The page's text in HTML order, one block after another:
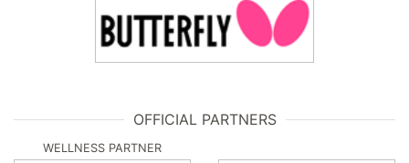
OFFICIAL PARTNERS
WELLNESS PARTNER